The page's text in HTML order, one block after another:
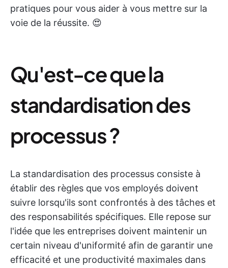
pratiques pour vous aider à vous mettre sur la
voie de la réussite. 😍
Qu'est-ce que la
standardisation des
processus ?
La standardisation des processus consiste à
établir des règles que vos employés doivent
suivre lorsqu'ils sont confrontés à des tâches et
des responsabilités spécifiques. Elle repose sur
l'idée que les entreprises doivent maintenir un
certain niveau d'uniformité afin de garantir une
efficacité et une productivité maximales dans